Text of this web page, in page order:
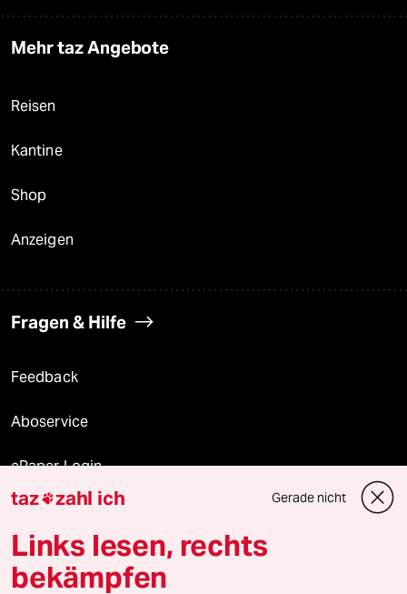
Mehr taz Angebote
Reisen
Kantine
Shop
Anzeigen
Fragen & Hilfe
Feedback
Aboservice
ePaper Login
Downloads für Abonnierende
taz zahl ich Gerade nicht
Links lesen, rechts
bekämpfen